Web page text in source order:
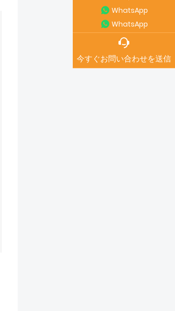
WhatsApp
WhatsApp
今すぐお問い合わせを送信